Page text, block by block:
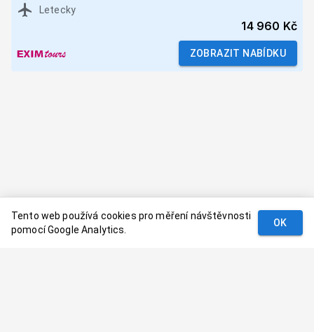
Letecky
14 960 Kč
ZOBRAZIT NABÍDKU
Tento web používá cookies pro měření návštěvnosti
pomocí Google Analytics.
OK